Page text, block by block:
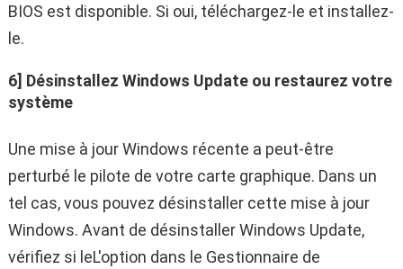
BIOS est disponible. Si oui, téléchargez-le et installez-
le.
6] Désinstallez Windows Update ou restaurez votre
système
Une mise à jour Windows récente a peut-être
perturbé le pilote de votre carte graphique. Dans un
tel cas, vous pouvez désinstaller cette mise à jour
Windows. Avant de désinstaller Windows Update,
vérifiez si leL'option dans le Gestionnaire de